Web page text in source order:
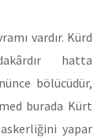
vardır. Kürd
hatta
bölücüdür,
burada Kürt
yapar